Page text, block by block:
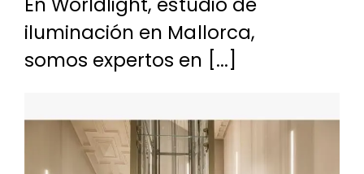
En Worldlight, estudio de
iluminación en Mallorca,
somos expertos en [...]
imagen